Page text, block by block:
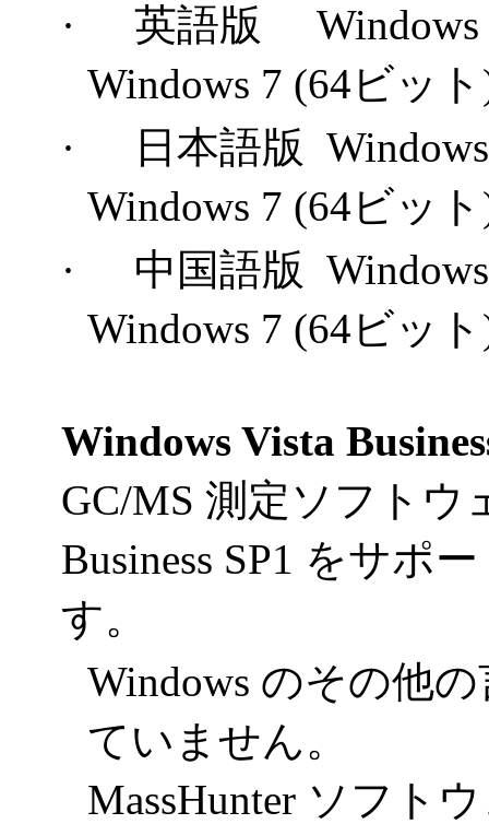
·
英語版
Windows 7 (64ビット
·
日本語版
Windows 7 (64ビット
·
中国語版
Windows 7 (64ビット
Windows Vista
GC/MS 測定ソフトウ
Business SP1 をサポ
す。
Windows のその他
ていません。
MassHunter ソフト